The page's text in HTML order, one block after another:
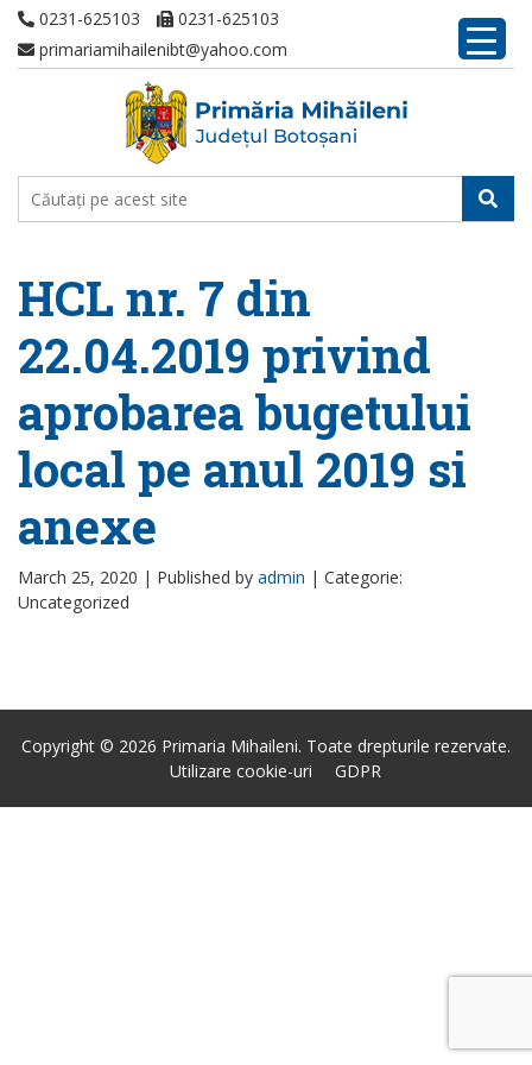
0231-625103
0231-625103
primariamihailenibt@yahoo.com
HCL nr. 7 din
22.04.2019 privind
aprobarea bugetului
local pe anul 2019 si
anexe
March 25, 2020 | Published by admin | Categorie:
Uncategorized
Copyright © 2026 Primaria Mihaileni. Toate drepturile rezervate.
Utilizare cookie-uri
GDPR